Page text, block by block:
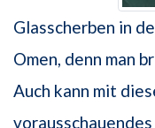
Glasscherben in
Omen, denn man
Auch kann mit